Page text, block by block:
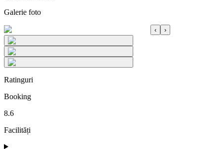
Galerie foto
‹ ›
Ratinguri
Booking
8.6
Facilități